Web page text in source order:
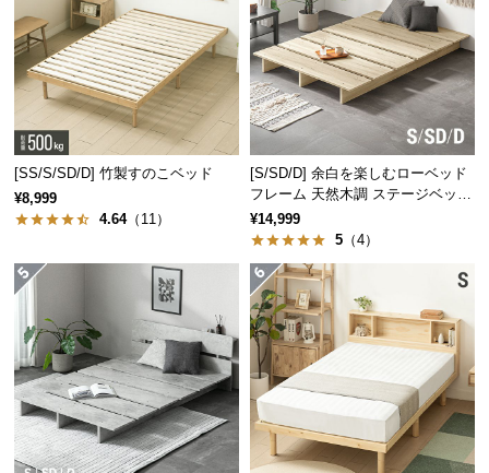
搬
入
経
路
に
つ
い
て
返
ャ
ン
セ
ル
に
つ
[SS/S/SD/D] 竹製すのこベッド
¥8,999
4.64（11）
[S/SD/D] 余白を楽しむローベッド
フレーム 天然木調 ステージベッド
ロボット掃除機対応
¥14,999
5 （4）